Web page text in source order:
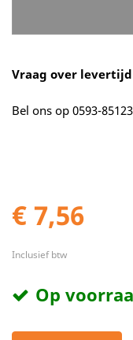
Vraag over
Bel ons op 0593-
€ 7,56
Inclusief btw
Op